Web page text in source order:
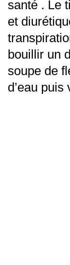
santé . Le
et
bouillir un
soupe de
d’eau